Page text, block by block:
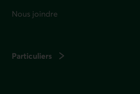
Nous joindre
Particuliers